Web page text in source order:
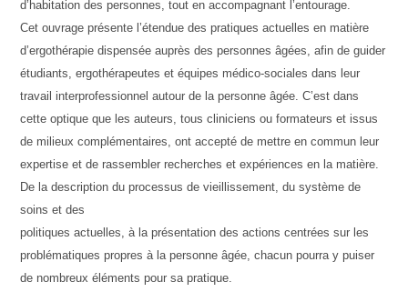
d’habitation des personnes, tout en accompagnant l’entourage.
Cet ouvrage présente l’étendue des pratiques actuelles en matière
d’ergothérapie dispensée auprès des personnes âgées, afin de guider
étudiants, ergothérapeutes et équipes médico-sociales dans leur
travail interprofessionnel autour de la personne âgée. C’est dans
cette optique que les auteurs, tous cliniciens ou formateurs et issus
de milieux complémentaires, ont accepté de mettre en commun leur
expertise et de rassembler recherches et expériences en la matière.
De la description du processus de vieillissement, du système de
soins et des
politiques actuelles, à la présentation des actions centrées sur les
problématiques propres à la personne âgée, chacun pourra y puiser
de nombreux éléments pour sa pratique.